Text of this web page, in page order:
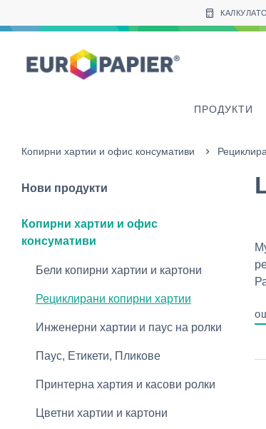
Други продукти, които може да ви харесат
ПРОДУКТИ
Копирни хартии и офис консумативи
Нови продукти
Копирни хартии и офис
консумативи
Бели копирни хартии и картони
Рециклирани копирни хартии
Инженерни хартии и паус на ролки
Паус, Етикети, Пликове
Принтерна хартия и касови ролки
Цветни хартии и картони